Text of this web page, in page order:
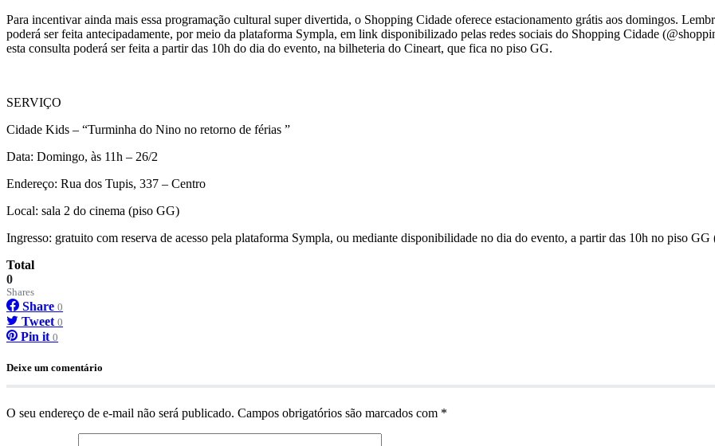
Para incentivar ainda mais essa programação cultural super divertida, o Shopping Cidade oferece estacionamento grátis aos domingos.
poderá ser feita antecipadamente, por meio da plataforma Sympla, em link disponibilizado pelas redes sociais do Shopping Cidade
esta consulta poderá ser feita a partir das 10h do dia do evento, na bilheteria do Cineart, que fica no piso GG.
SERVIÇO
Cidade Kids – “Turminha do Nino no retorno de férias ”
Data: Domingo, às 11h – 26/2
Endereço: Rua dos Tupis, 337 – Centro
Local: sala 2 do cinema (piso GG)
Ingresso: gratuito com reserva de acesso pela plataforma Sympla, ou mediante disponibilidade no dia do evento, a partir das 10h no piso GG
Total
0
Shares
Share 0
Tweet 0
Pin it 0
Deixe um comentário
O seu endereço de e-mail não será publicado. Campos obrigatórios são marcados com *